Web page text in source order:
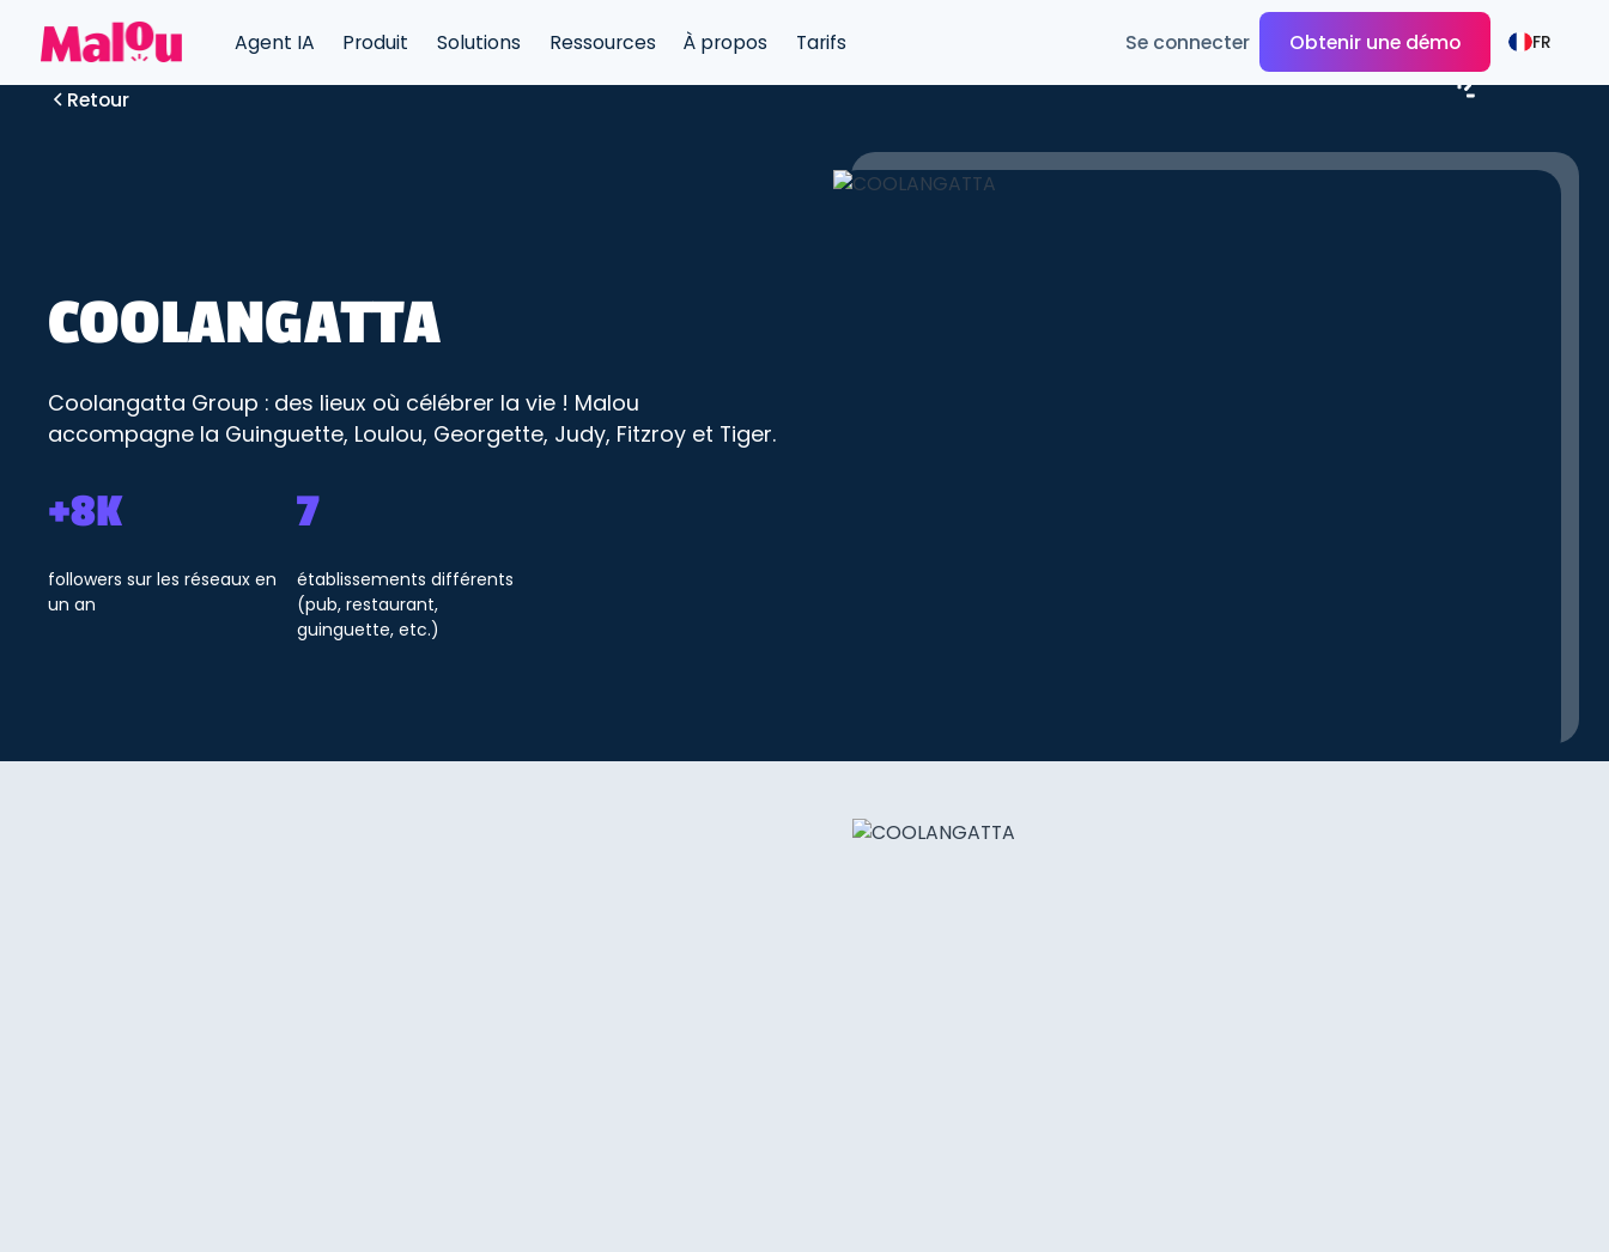
Agent IA Produit Solutions Ressources À propos Tarifs Se connecter Obtenir une démo FR
Retour
COOLANGATTA
Coolangatta Group : des lieux où célébrer la vie ! Malou
accompagne la Guinguette, Loulou, Georgette, Judy, Fitzroy et Tiger.
+8K
followers sur les réseaux en
un an
7
établissements différents
(pub, restaurant,
guinguette, etc.)